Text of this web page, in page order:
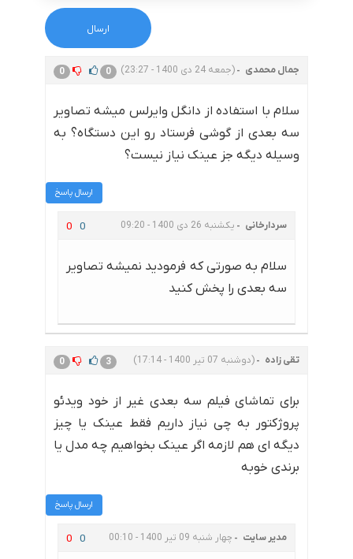
جمال محمدی (جمعه 24 دی 1400 - 23:27) 0 0
سلام با استفاده از دانگل وایرلس میشه تصاویر
سه بعدی از گوشی فرستاد رو این دستگاه؟ به
وسیله دیگه جز عینک نیاز نیست؟
ارسال پاسخ
سردارخانی یکشنبه 26 دی 1400 - 09:20 0 0
سلام به صورتی که فرمودید نمیشه تصاویر
سه بعدی را پخش کنید
تقی زاده (دوشنبه 07 تیر 1400 - 17:14) 0 3
برای تماشای فیلم سه بعدی غیر از خود ویدئو
پروژکتور به چی نیاز داریم فقط عینک یا چیز
دیگه ای هم لازمه اگر عینک بخواهیم چه مدل یا
برندی خوبه
ارسال پاسخ
مدیر سایت چهار شنبه 09 تیر 1400 - 00:10 0 0